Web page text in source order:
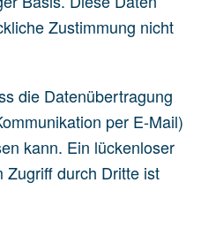
Zustimmung nicht
die Datenübertragung
per E-Mail)
kann. Ein lückenloser
Zugriff durch Dritte ist